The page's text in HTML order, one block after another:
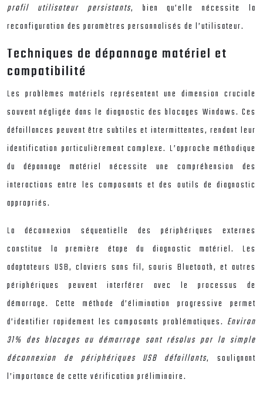
profil utilisateur persistants, bien qu’elle nécessite la
reconfiguration des paramètres personnalisés de l’utilisateur.
Techniques de dépannage matériel et
compatibilité
Les problèmes matériels représentent une dimension cruciale
souvent négligée dans le diagnostic des blocages Windows. Ces
défaillances peuvent être subtiles et intermittentes, rendant leur
identification particulièrement complexe. L’approche méthodique
du dépannage matériel nécessite une compréhension des
interactions entre les composants et des outils de diagnostic
appropriés.
La déconnexion séquentielle des périphériques externes
constitue la première étape du diagnostic matériel. Les
adaptateurs USB, claviers sans fil, souris Bluetooth, et autres
périphériques peuvent interférer avec le processus de
démarrage. Cette méthode d’élimination progressive permet
d’identifier rapidement les composants problématiques. Environ
31% des blocages au démarrage sont résolus par la simple
déconnexion de périphériques USB défaillants, soulignant
l’importance de cette vérification préliminaire.